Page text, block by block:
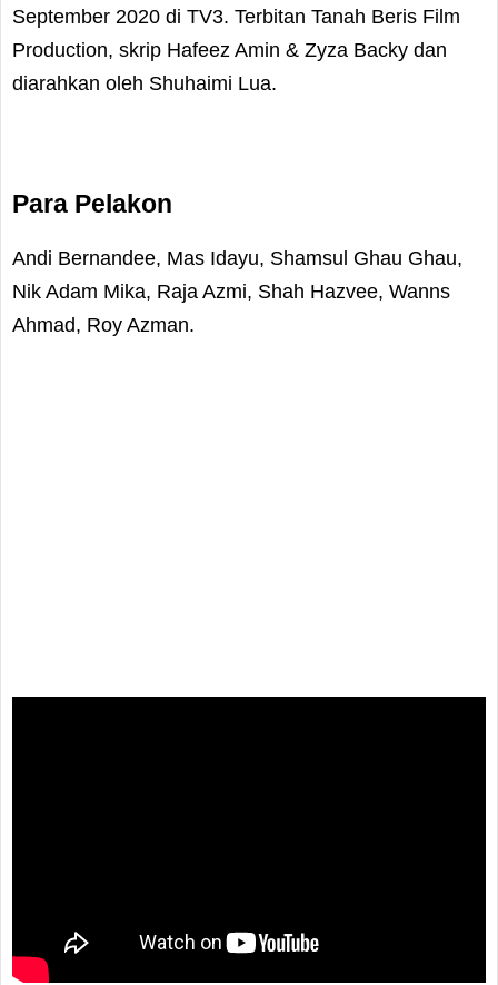
September 2020 di TV3. Terbitan Tanah Beris Film
Production, skrip Hafeez Amin & Zyza Backy dan
diarahkan oleh Shuhaimi Lua.
Para Pelakon
Andi Bernandee, Mas Idayu, Shamsul Ghau Ghau,
Nik Adam Mika, Raja Azmi, Shah Hazvee, Wanns
Ahmad, Roy Azman.